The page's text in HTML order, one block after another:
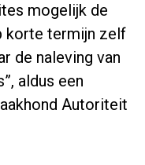
mogelijk de
korte termijn zelf
de naleving van
aldus een
Autoriteit